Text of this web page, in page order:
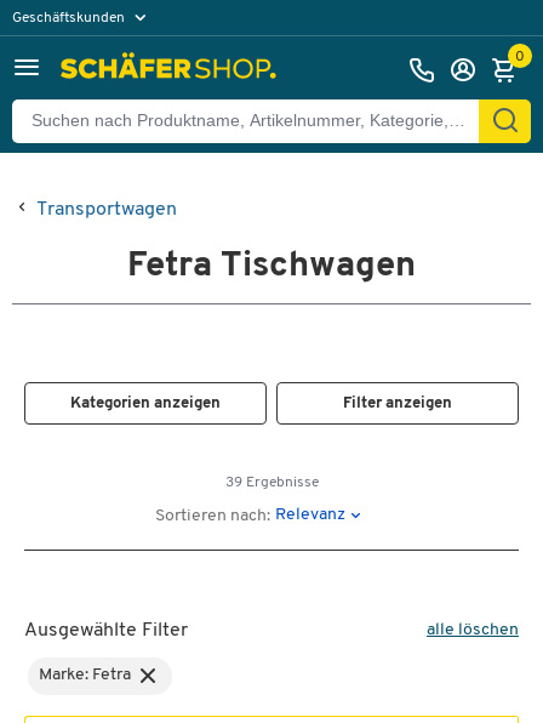
Geschäftskunden
0
Transportwagen
Fetra Tischwagen
Kategorien anzeigen Filter anzeigen
39 Ergebnisse
Sortieren nach: Relevanz
Ausgewählte Filter alle löschen
Marke: Fetra